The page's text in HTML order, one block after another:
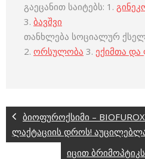
გაეცანით საიტებს: 1.
3. ბავშვი
თანხლება სოციალურ
2. ორსულობა 3. ექიმთა და
ბიოფუროქსიმი –
ლაქტაციის დროს!
იცით ბრიმოპტიკს